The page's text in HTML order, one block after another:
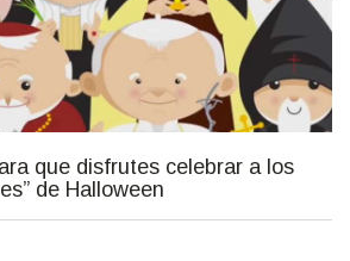
que disfrutes celebrar a los
de Halloween